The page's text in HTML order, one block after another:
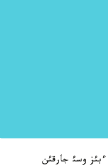
ءبئز وسئ جارقئن